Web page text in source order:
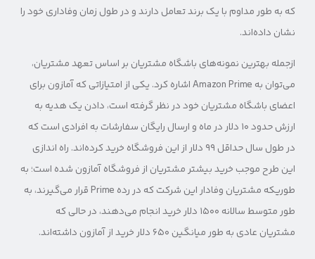
که به طور مداوم با یک برند تعامل دارند و در طول زمان وفاداری خود را
نشان داده‌اند.
ازجمله بهترین نمونه‌های باشگاه مشتریان بر اساس تعهد مشتریان،
می‌توان به Amazon Prime اشاره کرد. یکی از امتیازاتی که آمازون برای
اعضای باشگاه مشتریان خود در نظر گرفته است، دادن یک هدیه به
ارزش حدود ۱۰ دلار در ماه و ارسال رایگان سفارشات به افرادی است که
در طول سال حداقل ۹۹ دلار از این فروشگاه خرید کرده‌اند. راه اندازی
این طرح موجب خرید بیشتر مشتریان از فروشگاه آمازون شده است؛ به
طوریکه مشتریان وفادار این شرکت که در رده‌ Prime قرار می‌گیرند، به
طور متوسط سالانه ۱۵۰۰ دلار خرید انجام می‌دهند، در حالی که
مشتریان عادی به طور میانگین ۶۵۰ دلار خرید از آمازون داشته‌اند.